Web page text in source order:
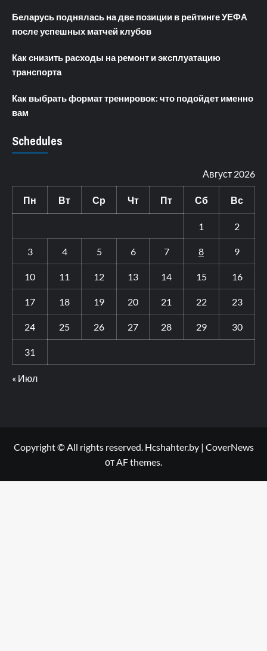
Беларусь поднялась на две позиции в рейтинге УЕФА
после успешных матчей клубов
Как снизить расходы на ремонт и эксплуатацию
транспорта
Как выбрать формат тренировок: что подойдет именно
вам
Schedules
Август 2026
Пн Вт Ср Чт Пт Сб Вс
1 2
3 4 5 6 7 8 9
10 11 12 13 14 15 16
17 18 19 20 21 22 23
24 25 26 27 28 29 30
31
« Июл
Copyright © All rights reserved. Hcshahter.by | CoverNews
от AF themes.